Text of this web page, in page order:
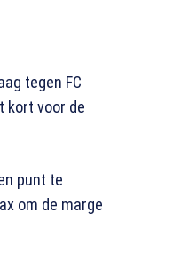
tegen FC
kort voor de
punt te
om de marge